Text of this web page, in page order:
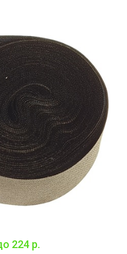
224 р.